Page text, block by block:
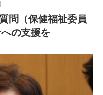
問（保健福祉委員
の支援を